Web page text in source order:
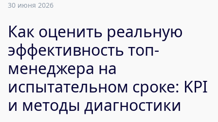
30 июня 2026
Как оценить реальную
эффективность топ-
менеджера на
испытательном сроке: KPI
и методы диагностики